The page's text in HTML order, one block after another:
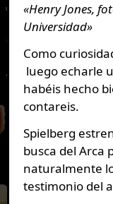
«Henry Jones,
Universidad»
Como
luego echarle
habéis hecho
contareis.
Spielberg
busca del Arca
naturalmente
testimonio del